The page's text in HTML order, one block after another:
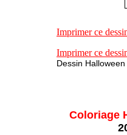
Imprimer ce
Imprimer ce
Dessin
Coloriage